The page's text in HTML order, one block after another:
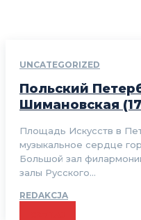
UNCATEGORIZED
Польский
Шимановская
Площадь Искусств в
музыкальное сердце
Большой зал
залы Русского...
REDAKCJA